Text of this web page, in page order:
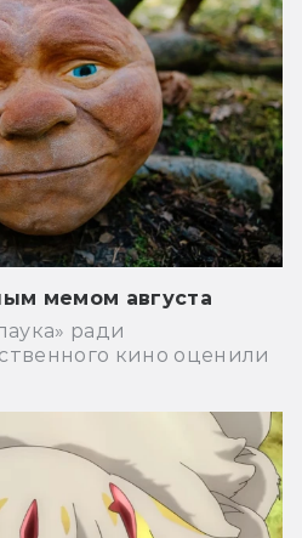
мемом августа
ради
кино оценили